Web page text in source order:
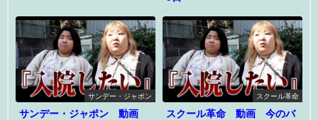
サンデー・ジャポン
サンデー・ジャポン 動画
スクール革命
スクール革命 動画 今のバ